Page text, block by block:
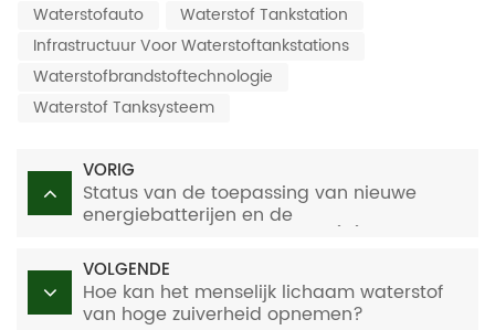
Waterstofauto
Waterstof Tankstation
Infrastructuur Voor Waterstoftankstations
Waterstofbrandstoftechnologie
Waterstof Tanksysteem
VORIG
Status van de toepassing van nieuwe
energiebatterijen en de
VOLGENDE
Hoe kan het menselijk lichaam waterstof
van hoge zuiverheid opnemen?